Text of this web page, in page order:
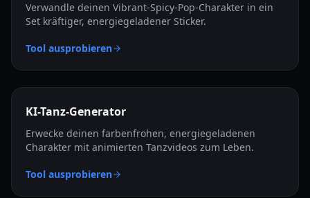
Verwandle deinen Vibrant-Spicy-Pop-Charakter in ein
Set kräftiger, energiegeladener Sticker.
Tool ausprobieren
KI-Tanz-Generator
Erwecke deinen farbenfrohen, energiegeladenen
Charakter mit animierten Tanzvideos zum Leben.
Tool ausprobieren